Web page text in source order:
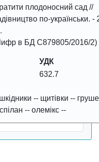
плодоносний сад //
по-українськи. -
.
в БД С879805/2016/2)
УДК
632.7
-- щитівки --
-- олемікс --